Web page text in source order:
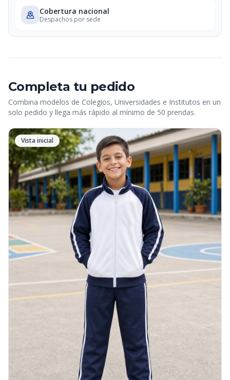
Cobertura nacional
Despachos por sede
Completa tu pedido
Combina modelos de Colegios, Universidades e Institutos en un
solo pedido y llega más rápido al mínimo de 50 prendas.
Vista inicial